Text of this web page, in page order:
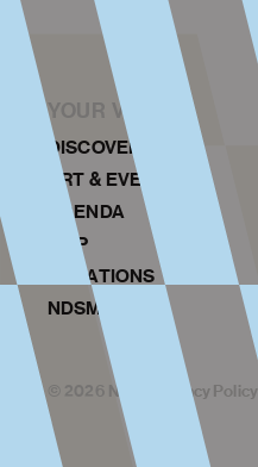
YOUR VISIT
DISCOVER NDSM
ART & EVENTS
AGENDA
MAP
LOCATIONS
NDSM TOURS
NDSM Privacy Policy